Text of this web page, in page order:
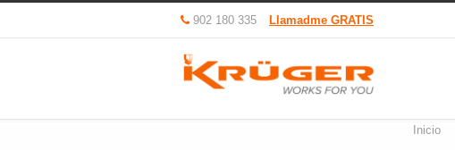
902 180 335 Llamadme GRATIS
Inicio